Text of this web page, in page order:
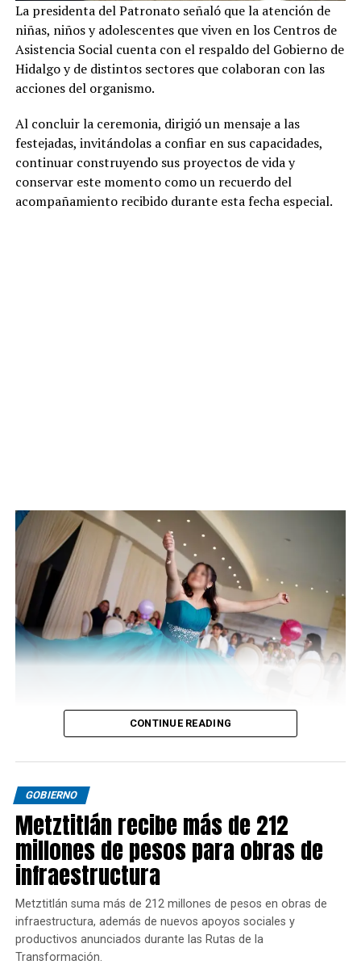
La presidenta del Patronato señaló que la atención de
niñas, niños y adolescentes que viven en los Centros de
Asistencia Social cuenta con el respaldo del Gobierno de
Hidalgo y de distintos sectores que colaboran con las
acciones del organismo.
Al concluir la ceremonia, dirigió un mensaje a las
festejadas, invitándolas a confiar en sus capacidades,
continuar construyendo sus proyectos de vida y
conservar este momento como un recuerdo del
acompañamiento recibido durante esta fecha especial.
CONTINUE READING
GOBIERNO
Metztitlán recibe más de 212
millones de pesos para obras de
infraestructura
Metztitlán suma más de 212 millones de pesos en obras de
infraestructura, además de nuevos apoyos sociales y
productivos anunciados durante las Rutas de la
Transformación.